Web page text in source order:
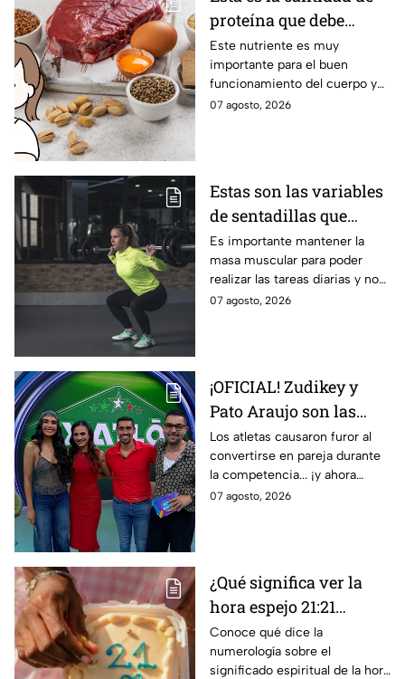
proteína que debe
consumir una mujer
mayor de 50 para
mantener el músculo
Este nutriente es muy
importante para el buen
funcionamiento del cuerpo y
se deben ingerir de manera
07 agosto, 2026
Estas son las variables
de sentadillas que
debes elegir después de
los 50, según los
entrenadores
Es importante mantener la
masa muscular para poder
realizar las tareas diarias y no
sufrir sarcopenia.
07 agosto, 2026
¡OFICIAL! Zudikey y
Pato Araujo son las
primeras leyendas
CONFIRMADAS para la
décima temporada de
Exatlón México
Los atletas causaron furor al
convertirse en pareja durante
la competencia... ¡y ahora
vuelven a ella cuatro años
07 agosto, 2026
¿Qué significa ver la
hora espejo 21:21
constantemente según
la numerología?
Conoce qué dice la
numerología sobre el
significado espiritual de la hora